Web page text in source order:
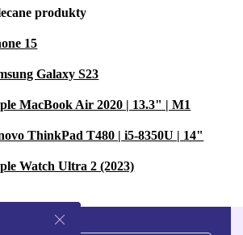
produkty
15
Galaxy S23
MacBook Air 2020 | 13.3" | M1
ThinkPad T480 | i5-8350U | 14"
Watch Ultra 2 (2023)